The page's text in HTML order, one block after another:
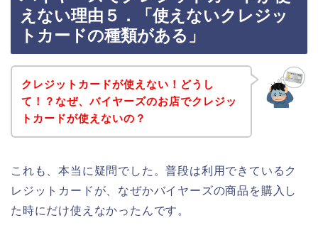
えない理由５．「使えないクレジッ
トカードの種類がある」
クレジットカードが使えない！どうし
て！？なぜ、バイヤーズのお店でクレジッ
トカードが使えないの？
これも、本当に疑問でした。普段は利用できているク
レジットカードが、なぜかバイヤーズの商品を購入し
た時にだけ使えなかったんです。